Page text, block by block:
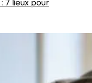
: 7 lieux pour